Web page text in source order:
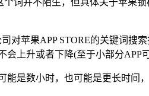
对苹果APP STORE的关键词搜
会上升或者下降(至于小部分APP
能是数小时，也可能是更长时间